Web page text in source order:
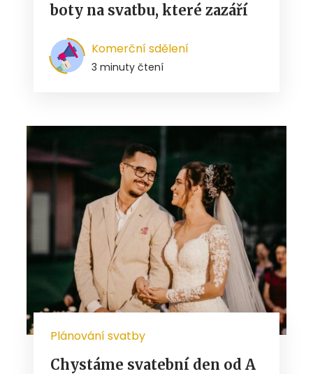
boty na svatbu, které zazáří
Komerční sdělení
3 minuty čtení
Plánování svatby
Chystáme svatební den od A